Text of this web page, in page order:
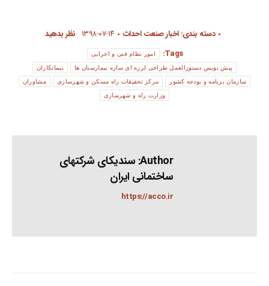
دسته بندی:اخبار صنعت احداث ۱۳۹۸-۰۷-۱۴ نظر بدهید
Tags:
امور نظام فنی و اجرایی
پیش نویس دستورالعمل طراحی لرزه ای سازه بیمارستان ها پیمانکاران
سازمان برنامه و بودجه کشور مرکز تحقیقات راه مسکن و شهرسازی مشاوران
وزارت راه و شهرسازی
Author: سندیکای شرکتهای
ساختمانی ایران
https://acco.ir